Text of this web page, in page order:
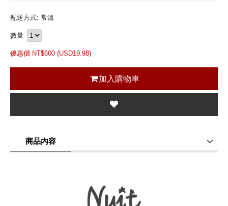
配送方式: 常溫
數量
優惠價 NT$600 (USD19.98)
加入購物車
商品內容